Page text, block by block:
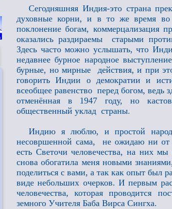
Сегодняшняя Индия-это страна
духовные корни, и в то же время во
поклонение богам, коммерцализация
оказались раздираемы старыми
Здесь часто можно услышать, что
недавнее бурное народное
бурные, но мирные действия, и при
говорить Индии о демократии и
всеобщее равенство перед богом, ведь
отменённая в 1947 году, но
общественный уклад страны.
Индию я люблю, и простой
несовршенной сама, не ожидаю ни от
есть Светочи человечества, на них
снова обогатила меня новыми
поделиться с вами, а так как опыт был
виде небольших очерков. И первым
человечества, которая проводится
земного Учителя Баба Вирса Сингха.